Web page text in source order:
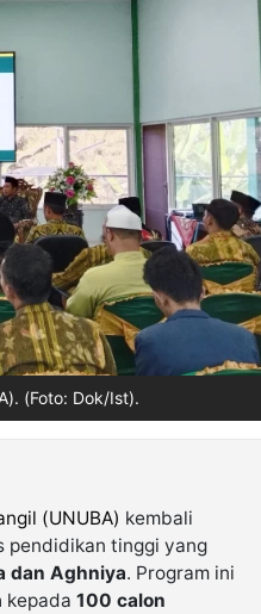
(Foto: Dok/Ist).
(UNUBA) kembali
pendidikan tinggi yang
dan Aghniya. Program ini
kepada 100 calon